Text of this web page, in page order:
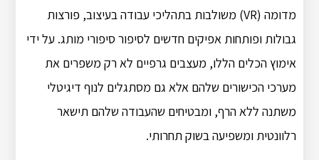
מדומה (VR) משולבות בתהליכי עבודה בעיצוב, פורצות
גבולות ופותחות אפיקים חדשים לסיפור סיפורי מותג. על ידי
אימוץ הכלים הללו, מעצבים גרפיים לא רק משפרים את
מערכי הכישורים שלהם אלא גם מסתגלים לנוף דיגיטלי
משתנה ללא הרף, ומבטיחים שהעבודה שלהם תישאר
רלוונטית ומשפיעה בשוק תחרותי.